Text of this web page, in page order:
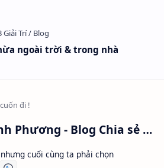
ngoài trời & trong nhà
Nguyễn Minh Phương - Blog Chia sẻ Kiến thức Chứng khoán & Tài liệu Toán học
cuối cùng ta phải chọn